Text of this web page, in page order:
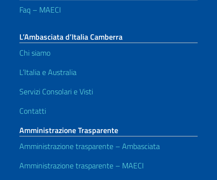
Faq – MAECI
L’Ambasciata d’Italia Camberra
Chi siamo
L’Italia e Australia
Servizi Consolari e Visti
Contatti
Amministrazione Trasparente
Amministrazione trasparente – Ambasciata
Amministrazione trasparente – MAECI